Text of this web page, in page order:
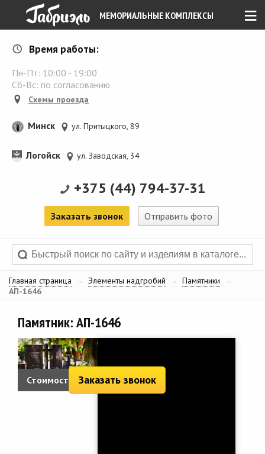
≡
МЕМОРИАЛЬНЫЕ КОМПЛЕКСЫ
Время работы:
Пн-Пт: 10:00 - 19:00
Сб-Вс: по согласованию
Схемы проезда
Минск ул. Притыцкого, 89
Логойск ул. Заводская, 34
+375 (44) 794-37-31
Заказать звонок Отправить фото
Главная страница → Элементы надгробий → Памятники
→
АП-1646
Памятник: АП-1646
Стоимость: 5 466 руб.
Заказать звонок